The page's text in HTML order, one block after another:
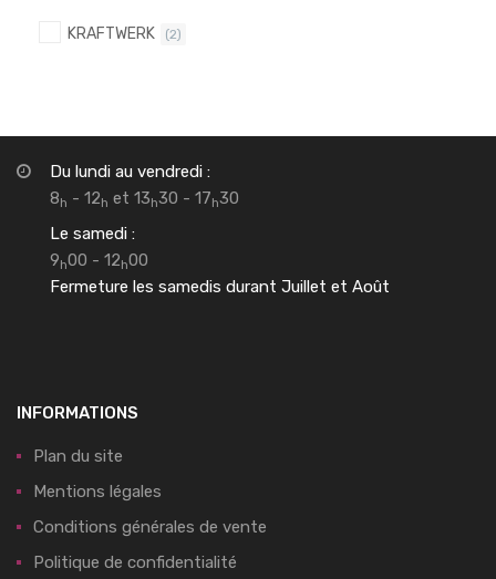
KRAFTWERK (2)
Du lundi au vendredi :
8h - 12h et 13h30 - 17h30
Le samedi :
9h00 - 12h00
Fermeture les samedis durant Juillet et Août
INFORMATIONS
Plan du site
Mentions légales
Conditions générales de vente
Politique de confidentialité